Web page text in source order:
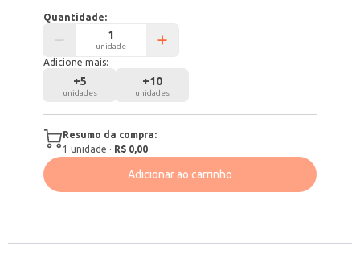
Quantidade:
unidade
Adicione mais:
+5
unidades
+10
unidades
Resumo da compra:
1 unidade · R$ 0,00
Adicionar ao carrinho